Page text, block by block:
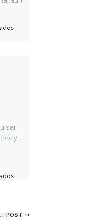
en
y
en
DEL
POST